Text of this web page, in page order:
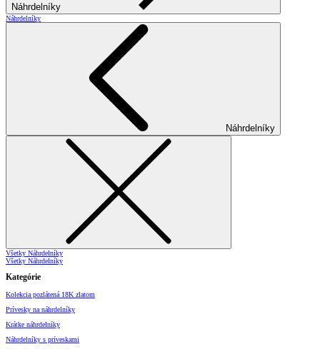
Náhrdelníky
Náhrdelníky
Náhrdelníky
Všetky Náhrdelníky
Všetky Náhrdelníky
Kategórie
Kolekcia pozlátená 18K zlatom
Prívesky na náhrdelníky
Krátke náhrdelníky
Náhrdelníky s príveskami